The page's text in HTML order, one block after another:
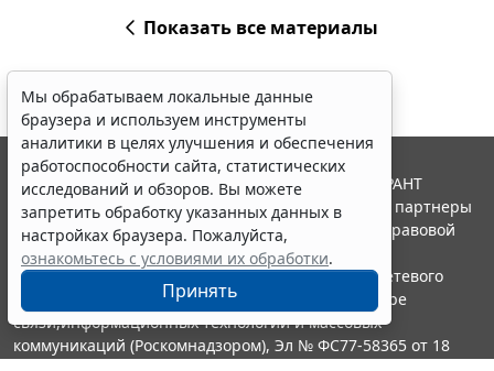
Показать все материалы
Мы обрабатываем локальные данные
браузера и используем инструменты
аналитики в целях улучшения и обеспечения
работоспособности сайта, статистических
исследований и обзоров. Вы можете
запретить обработку указанных данных в
настройках браузера. Пожалуйста,
ознакомьтесь с условиями их обработки.
Принять
© ООО "НПП "ГАРАНТ-СЕРВИС", 2026. Система ГАРАНТ
выпускается с 1990 года. Компания "Гарант" и ее партнеры
являются участниками Российской ассоциации правовой
информации ГАРАНТ.
Портал ГАРАНТ.РУ зарегистрирован в качестве сетевого
издания Федеральной службой по надзору в сфере
связи,информационных технологий и массовых
коммуникаций (Роскомнадзором), Эл № ФС77-58365 от 18